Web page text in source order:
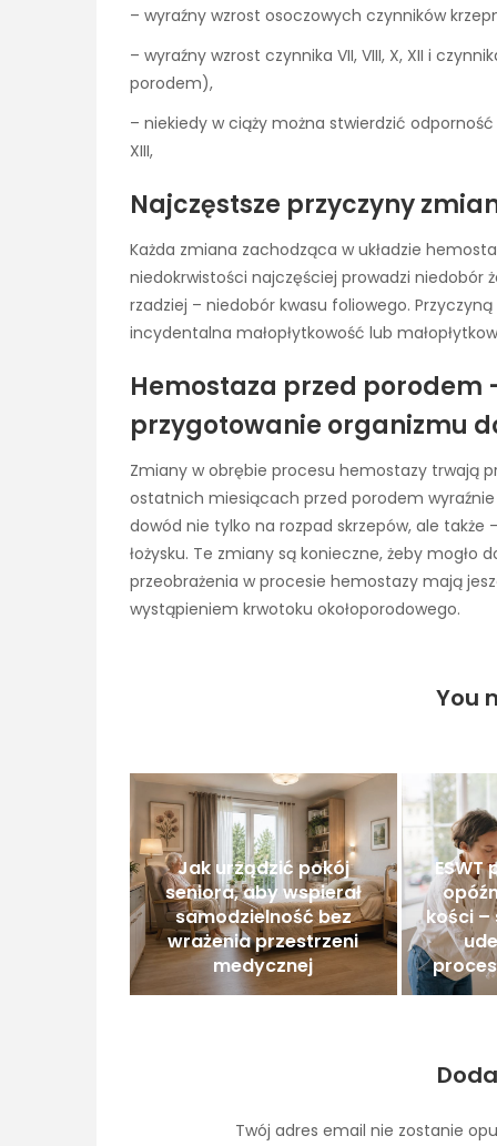
– wyraźny wzrost osoczowych czynników
– wyraźny wzrost czynnika VII, VIII, X, XII i
porodem),
– niekiedy w ciąży można stwierdzić
XIII,
Najczęstsze przyczyny
Każda zmiana zachodząca w układzie
niedokrwistości najczęściej prowadzi niedobór
rzadziej – niedobór kwasu foliowego.
incydentalna małopłytkowość lub
Hemostaza przed porodem
przygotowanie organizmu
Zmiany w obrębie procesu hemostazy trwają
ostatnich miesiącach przed porodem
dowód nie tylko na rozpad skrzepów, ale
łożysku. Te zmiany są konieczne, żeby mogło
przeobrażenia w procesie hemostazy mają
wystąpieniem krwotoku okołoporodowego.
You
Jak urządzić pokój
seniora, aby wspierał
samodzielność bez
wrażenia przestrzeni
medycznej
ESWT
kości –
Twój adres email nie zostanie